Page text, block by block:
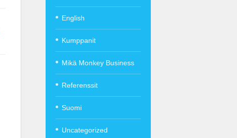
English
Kumppanit
Mikä Monkey Business
Referenssit
Suomi
Uncategorized